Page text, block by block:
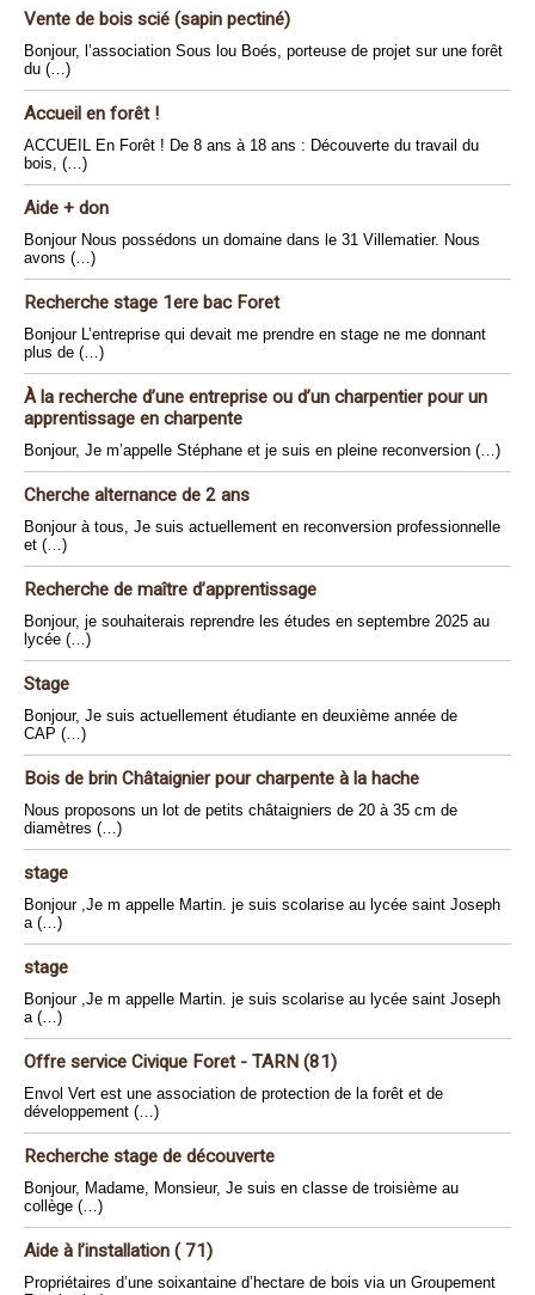
Vente de bois scié (sapin pectiné)
Bonjour, l’association Sous lou Boés, porteuse de projet sur une forêt
du (…)
Accueil en forêt !
ACCUEIL En Forêt ! De 8 ans à 18 ans : Découverte du travail du
bois, (…)
Aide + don
Bonjour Nous possédons un domaine dans le 31 Villematier. Nous
avons (…)
Recherche stage 1ere bac Foret
Bonjour L’entreprise qui devait me prendre en stage ne me donnant
plus de (…)
À la recherche d’une entreprise ou d’un charpentier pour un
apprentissage en charpente
Bonjour, Je m’appelle Stéphane et je suis en pleine reconversion (…)
Cherche alternance de 2 ans
Bonjour à tous, Je suis actuellement en reconversion professionnelle
et (…)
Recherche de maître d’apprentissage
Bonjour, je souhaiterais reprendre les études en septembre 2025 au
lycée (…)
Stage
Bonjour, Je suis actuellement étudiante en deuxième année de
CAP (…)
Bois de brin Châtaignier pour charpente à la hache
Nous proposons un lot de petits châtaigniers de 20 à 35 cm de
diamètres (…)
stage
Bonjour ,Je m appelle Martin. je suis scolarise au lycée saint Joseph
a (…)
stage
Bonjour ,Je m appelle Martin. je suis scolarise au lycée saint Joseph
a (…)
Offre service Civique Foret - TARN (81)
Envol Vert est une association de protection de la forêt et de
développement (…)
Recherche stage de découverte
Bonjour, Madame, Monsieur, Je suis en classe de troisième au
collège (…)
Aide à l’installation ( 71)
Propriétaires d’une soixantaine d’hectare de bois via un Groupement